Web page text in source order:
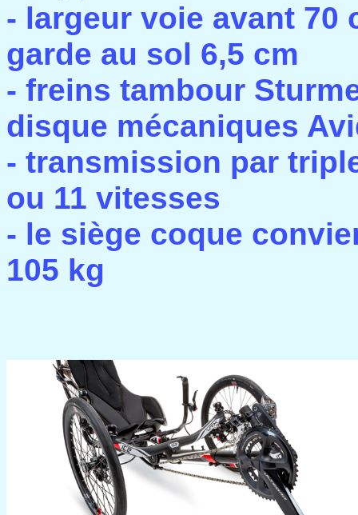
- largeur voie avant 70
garde au sol 6,5 cm
- freins tambour
disque mécaniques
- transmission par
ou 11 vitesses
- le siège coque
105 kg